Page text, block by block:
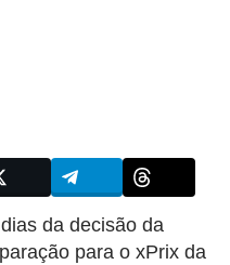
da decisão da
para o xPrix da